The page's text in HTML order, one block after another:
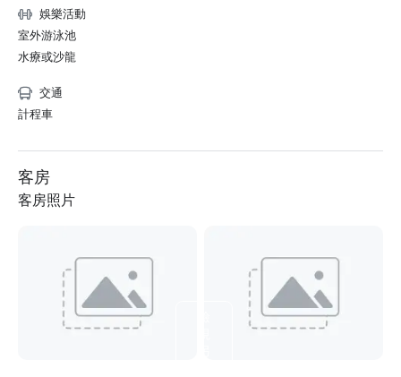
娛樂活動
室外游泳池
水療或沙龍
交通
計程車
客房
客房照片